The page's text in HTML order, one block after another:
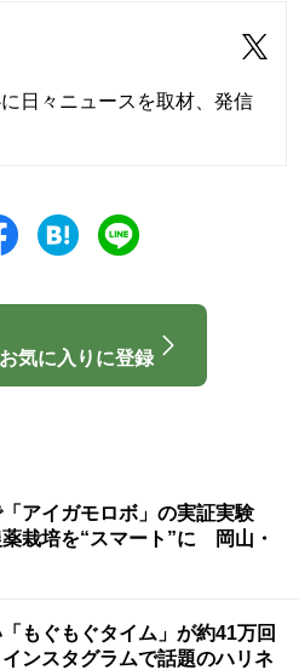
日々ニュースを取材、発信
気に入りに登録
「アイガモロボ」の実証実験
栽培を“スマート”に 岡山・
もぐもぐタイム」が約41万回
ンスタグラムで話題のハリネ